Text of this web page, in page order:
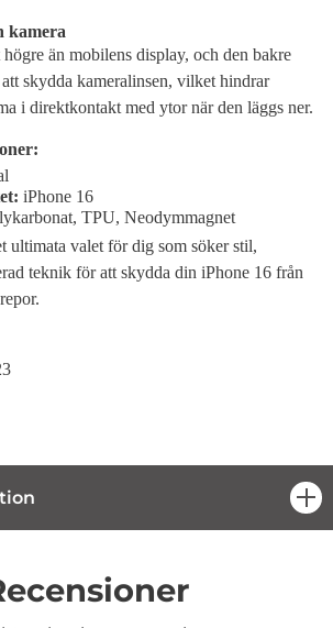
kamera
än mobilens display, och den bakre
skydda kameralinsen, vilket hindrar
i direktkontakt med ytor när den läggs ner.
iPhone 16
TPU, Neodymmagnet
ultimata valet för dig som söker stil,
teknik för att skydda din iPhone 16 från